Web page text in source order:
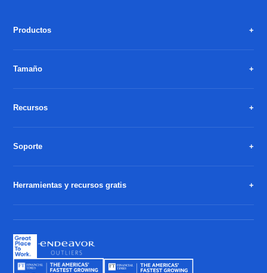
Productos
Tamaño
Recursos
Soporte
Herramientas y recursos gratis